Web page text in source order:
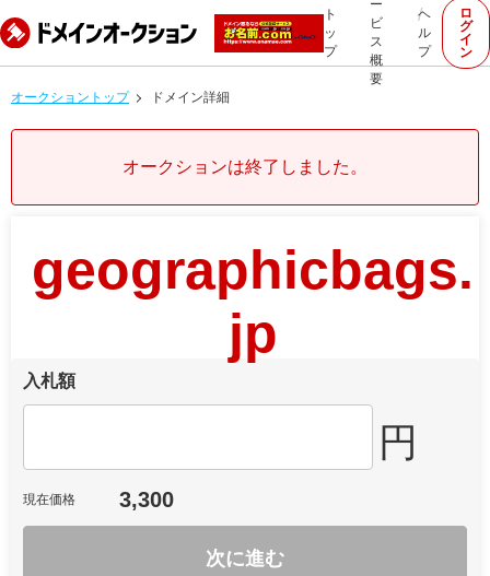
ト
ッ
プ
ー
ビ
ス
概
要
ヘ
ル
プ
ロ
グ
イ
ン
オークショントップ ドメイン詳細
オークションは終了しました。
geographicbags.
jp
入札額
円
現在価格 3,300
次に進む